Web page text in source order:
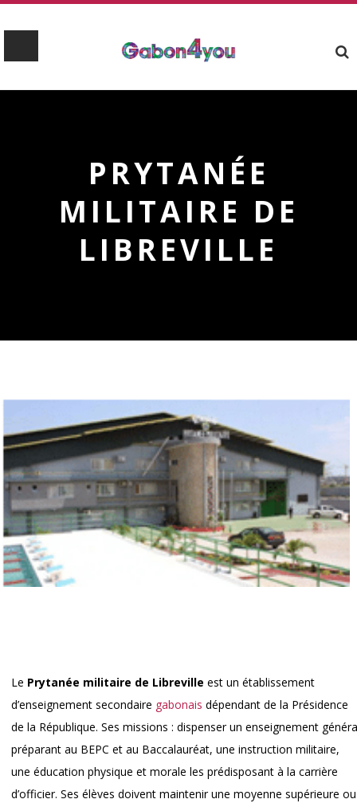
PRYTANÉE
MILITAIRE DE
LIBREVILLE
Le Prytanée militaire de Libreville est un établissement
d’enseignement secondaire gabonais dépendant de la Présidence
de la République. Ses missions : dispenser un enseignement
préparant au BEPC et au Baccalauréat, une instruction militaire,
une éducation physique et morale les prédisposant à la carrière
d’officier. Ses élèves doivent maintenir une moyenne supérieure ou